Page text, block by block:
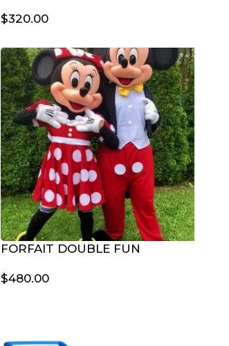
$320.00
FORFAIT DOUBLE FUN
$480.00